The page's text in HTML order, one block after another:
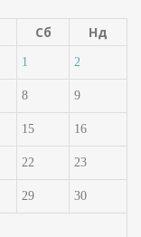
Сб Нд
1 2
8 9
15 16
22 23
29 30